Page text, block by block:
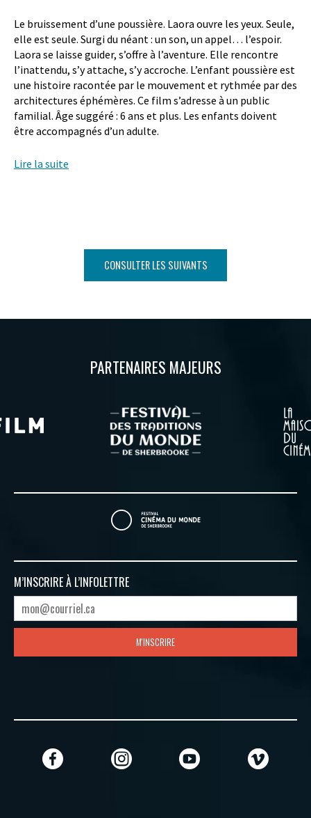
Le bruissement d’une poussière. Laora ouvre les yeux. Seule,
elle est seule. Surgi du néant : un son, un appel… l’espoir.
Laora se laisse guider, s’offre à l’aventure. Elle rencontre
l’inattendu, s’y attache, s’y accroche. L’enfant poussière est
une histoire racontée par le mouvement et rythmée par des
architectures éphémères. Ce film s’adresse à un public
familial. Âge suggéré : 6 ans et plus. Les enfants doivent
être accompagnés d’un adulte.
Lire la suite
CONSULTER LES SUIVANTS
PARTENAIRES MAJEURS
M’INSCRIRE À L’INFOLETTRE
M'INSCRIRE